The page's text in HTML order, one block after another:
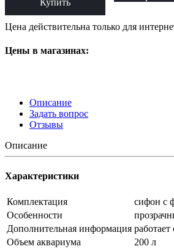
Купить
Цена действительна только для
Цены в магазинах:
Описание
Задать вопрос
Отзывы
Описание
Характеристики
Комплектация
сифон с
Особенности
Дополнительная информация работает
Объем аквариума
200 л